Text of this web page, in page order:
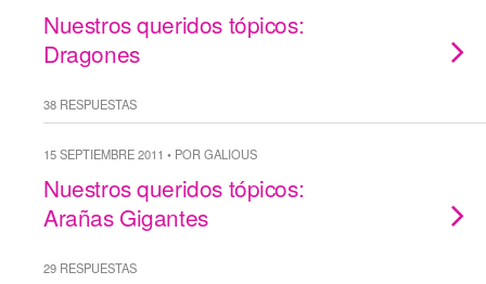
Nuestros queridos tópicos:
Dragones
38 RESPUESTAS
15 SEPTIEMBRE 2011 • POR GALIOUS
Nuestros queridos tópicos:
Arañas Gigantes
29 RESPUESTAS